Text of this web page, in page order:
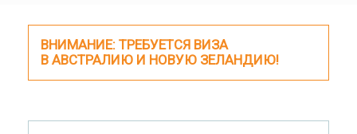
ВНИМАНИЕ: ТРЕБУЕТСЯ ВИЗА
В АВСТРАЛИЮ И НОВУЮ ЗЕЛАНДИЮ!